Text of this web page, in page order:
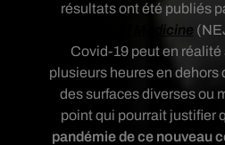
résultats ont été publiés
Journal of Medicine
Covid-19 peut en
plusieurs heures en dehors
des surfaces diverses ou
point qui pourrait justifier
pandémie de ce nouveau